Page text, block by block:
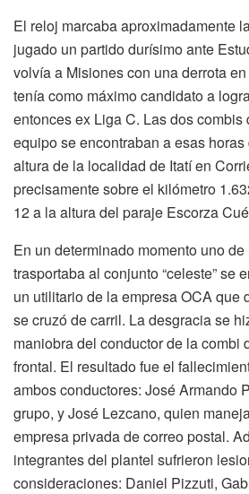
El reloj marcaba aproximadamente
jugado un partido durísimo ante
volvía a Misiones con una derrota
tenía como máximo candidato a
entonces ex Liga C. Las dos combis
equipo se encontraban a esas
altura de la localidad de Itatí en
precisamente sobre el kilómetro
12 a la altura del paraje Escorza
En un determinado momento uno
trasportaba al conjunto “celeste” se
un utilitario de la empresa OCA que
se cruzó de carril. La desgracia se
maniobra del conductor de la combi
frontal. El resultado fue el
ambos conductores: José Armando
grupo, y José Lezcano, quien
empresa privada de correo postal.
integrantes del plantel sufrieron
consideraciones: Daniel Pizzuti,